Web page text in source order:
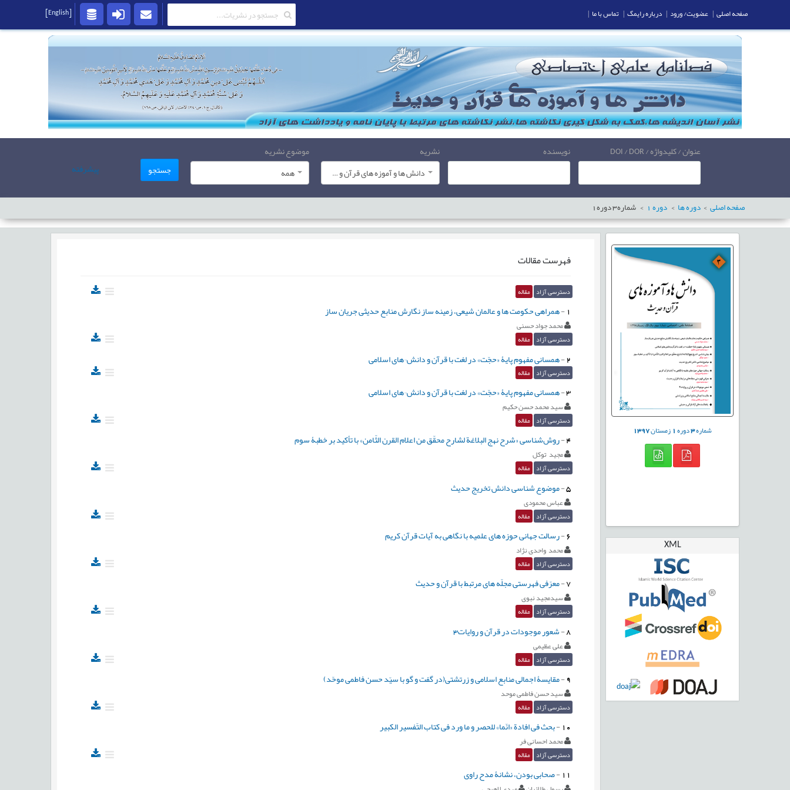
عنوان / کلیدواژه / DOI / DOR نویسنده
نشریه
دانش ها و آموزه های قرآن و حدیث
موضوع نشریه
همه
جستجو پیشرفته
صفحه اصلی دوره ها دوره شماره3دوره1
شماره3دوره1زمستان1397
XML
فهرست مقالات
دسترسی آزاد مقاله
1
-همراهی حکومت ها و عالمان شیعی، زمینه ساز نگارش منابع حدیثی جریان ساز
محمد جواد حسنی
دسترسی آزاد مقاله
2
-همسانی مفهوم پایۀ «حجّت» در لغت با قرآن و دانش¬های اسلامی
دسترسی آزاد مقاله
3
-همسانی مفهوم پایۀ «حجّت» در لغت با قرآن و دانش¬های اسلامی
سید محمد حسن حکیم
دسترسی آزاد مقاله
4
-روش‌شناسی «شرح نهج‌ البلاغة لشارح محقّق من اعلام القرن‌ الثّامن» با تأکید بر خطبۀ سوم
مجید توکل
دسترسی آزاد مقاله
5
-موضوع شناسی دانش تخریج حدیث
عباس محمودی
دسترسی آزاد مقاله
6
-رسالت جهانی حوزه های علمیه با نگاهی به آیات قرآن کریم
محمد واحدی نژاد
دسترسی آزاد مقاله
7
-معرّفی فهرستی مجلّه های مرتبط با قرآن و حدیث
سیدمجید نبوی
دسترسی آزاد مقاله
8
-شعور موجودات در قرآن و روایات3
علی عظیمی
دسترسی آزاد مقاله
9
-مقایسۀ اجمالی منابع اسلامی و زرتشتی(در گفت و گو با سیّد حسن فاطمی موحّد)
سید حسن فاطمی موحد
دسترسی آزاد مقاله
10
-بحث فی افادة «انّما» للحصر و ما ورد فی کتاب التّفسیر الکبیر
محمد احسانی فر
دسترسی آزاد مقاله
11
-صحابی بودن، نشانۀ مدح راوی
صفحه اصلی | عضویت/ ورود | درباره رایمگ | تماس با ما |
[English]